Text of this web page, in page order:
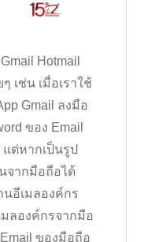
Hotmail
เช่น เมื่อเราใช้
Gmail ลงมือ
ของ Email
ต่หากเป็นรูป
จากมือถือได้
นอีเมลองค์กร
ลองค์กรจากมือ
ของมือถือ